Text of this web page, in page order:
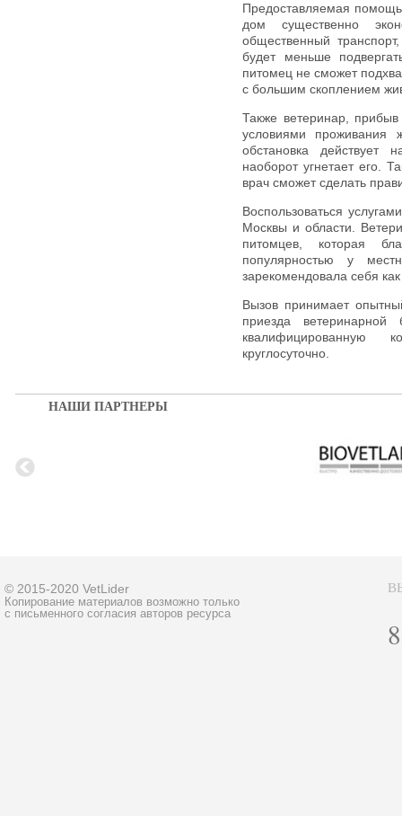
Предоставляемая
дом существенно
общественный
будет меньше
питомец не сможет
с большим скоплением
Также ветеринар,
условиями проживания
обстановка действует
наоборот угнетает его.
врач сможет сделать
Воспользоваться
Москвы и области.
питомцев, которая
популярностью у
зарекомендовала себя
Вызов принимает
приезда
квалифицированную
круглосуточно.
НАШИ ПАРТНЕРЫ
© 2015-2020 VetLider
Копирование материалов возможно только
с письменного согласия авторов ресурса